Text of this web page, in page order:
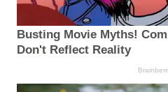
Busting Movie Myths!
Don't Reflect Reality